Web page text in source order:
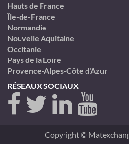
Hauts de France
Île-de-France
Normandie
Nouvelle Aquitaine
Occitanie
Pays de la Loire
Provence-Alpes-Côte d'Azur
RÉSEAUX SOCIAUX
Copyright ©